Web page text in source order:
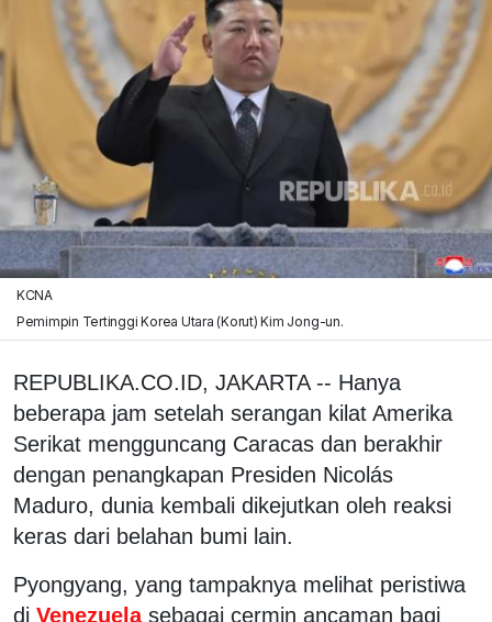
KCNA
Pemimpin Tertinggi Korea Utara (Korut) Kim Jong-un.
REPUBLIKA.CO.ID, JAKARTA -- Hanya
beberapa jam setelah serangan kilat Amerika
Serikat mengguncang Caracas dan berakhir
dengan penangkapan Presiden Nicolás
Maduro, dunia kembali dikejutkan oleh reaksi
keras dari belahan bumi lain.
Pyongyang, yang tampaknya melihat peristiwa
di Venezuela sebagai cermin ancaman bagi